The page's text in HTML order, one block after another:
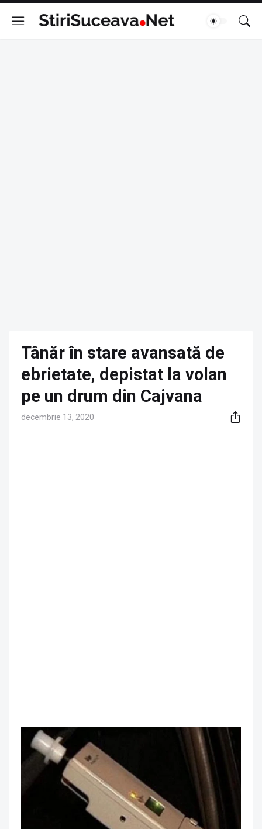
Tânăr în stare avansată de
ebrietate, depistat la volan
pe un drum din Cajvana
decembrie 13, 2020